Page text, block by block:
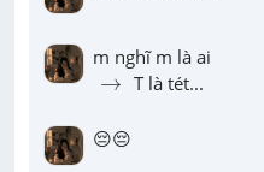
→
→ T là tét...
😔😔